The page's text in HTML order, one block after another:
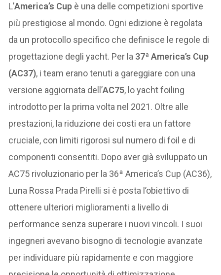
L’America’s Cup è una delle competizioni sportive
più prestigiose al mondo. Ogni edizione è regolata
da un protocollo specifico che definisce le regole di
progettazione degli yacht. Per la 37ª America’s Cup
(AC37), i team erano tenuti a gareggiare con una
versione aggiornata dell’AC75, lo yacht foiling
introdotto per la prima volta nel 2021. Oltre alle
prestazioni, la riduzione dei costi era un fattore
cruciale, con limiti rigorosi sul numero di foil e di
componenti consentiti. Dopo aver già sviluppato un
AC75 rivoluzionario per la 36ª America’s Cup (AC36),
Luna Rossa Prada Pirelli si è posta l’obiettivo di
ottenere ulteriori miglioramenti a livello di
performance senza superare i nuovi vincoli. I suoi
ingegneri avevano bisogno di tecnologie avanzate
per individuare più rapidamente e con maggiore